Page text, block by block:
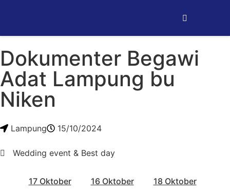
Dokumenter Begawi
Adat Lampung bu
Niken
Lampung 15/10/2024
Wedding event & Best day
17 Oktober 16 Oktober
18 Oktober